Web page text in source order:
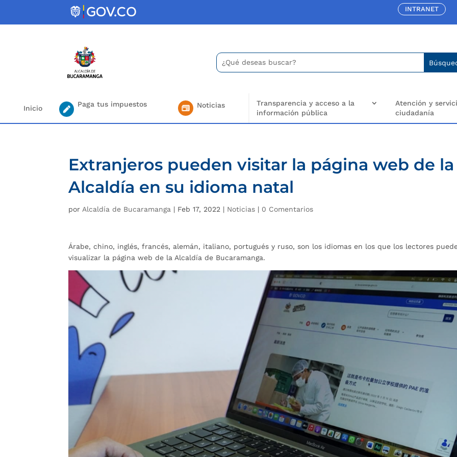
INTRANET
Buscar:
Search
for...
Inicio Paga tus impuestos Noticias
Transparencia y acceso a la
información pública
Atención y
ciudadanía
Extranjeros pueden visitar la página web de la
Alcaldía en su idioma natal
por Alcaldía de Bucaramanga | Feb 17, 2022 | Noticias | 0 Comentarios
Árabe, chino, inglés, francés, alemán, italiano, portugués y ruso, son los idiomas en los que los lectores
visualizar la página web de la Alcaldía de Bucaramanga.